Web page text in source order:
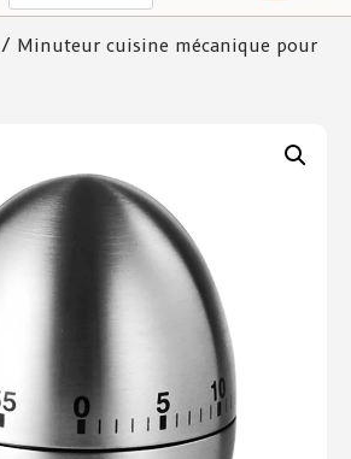
/ Minuteur cuisine mécanique pour